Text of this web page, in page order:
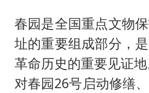
春园是全国重点文物
址的重要组成部分，
革命历史的重要见证
对春园26号启动修缮